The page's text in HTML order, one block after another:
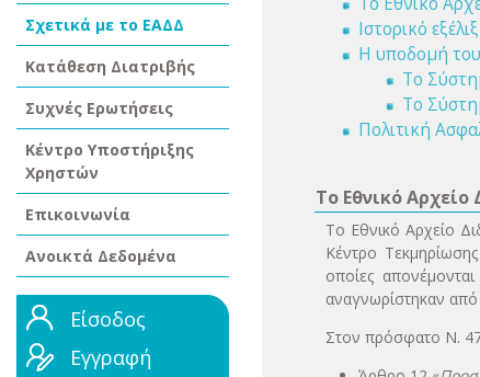
Σχετικά με το ΕΑΔΔ
Κατάθεση Διατριβής
Συχνές Ερωτήσεις
Κέντρο Υποστήριξης
Χρηστών
Επικοινωνία
Ανοικτά Δεδομένα
Είσοδος
Εγγραφή
Ιστορικό
Η υποδομή του
Το
Το
Πολιτική
Το Εθνικό
Το Εθνικό Αρχείο
Κέντρο
οποίες
αναγνωρίστηκαν
Στον πρόσφατο Ν.